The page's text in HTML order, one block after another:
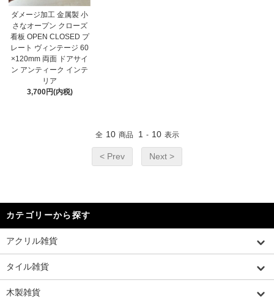
ダメージ加工 金属製 小
さなオープン クローズ
看板 OPEN CLOSED プ
レート ヴィンテージ 60
×120mm 両面 ドアサイ
ン アンティーク インテ
リア
3,700円(内税)
全 10 商品 1 - 10 表示
< Prev Next >
カテゴリーから探す
アクリル雑貨
タイル雑貨
木製雑貨